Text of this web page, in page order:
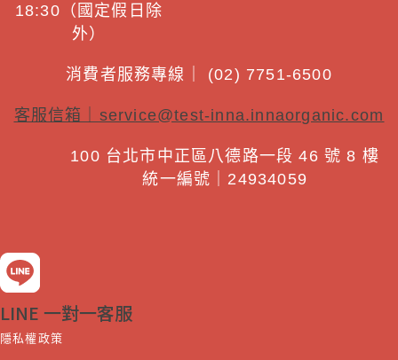
18:30（國定假日除
外）
消費者服務專線｜ (02) 7751-6500
客服信箱｜ service@test-inna.innaorganic.com
100 台北市中正區八德路一段 46 號 8 樓
統一編號｜24934059
LINE 一對一客服
隱私權政策